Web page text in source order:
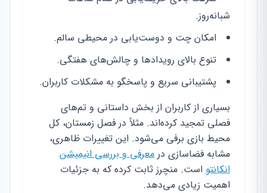
شبانه‌روز.
امکان چت و دوست‌یابی در محیطی سالم.
تنوع بالای رویدادها و چالش‌های هفتگی.
پشتیبانی سریع و پاسخگو به مشکلات کاربران.
بسیاری از کاربران از بخش داستانی و تم‌های
فصلی تمجید کرده‌اند. مثلاً در فصل زمستان، کل
محیط بازی برفی می‌شود. این تغییرات ظاهری،
مشابه فضاسازی در معرفی و بررسی انیمیشن
انکانتو است. منچرز ثابت کرده که به جزئیات
اهمیت زیادی می‌دهد.